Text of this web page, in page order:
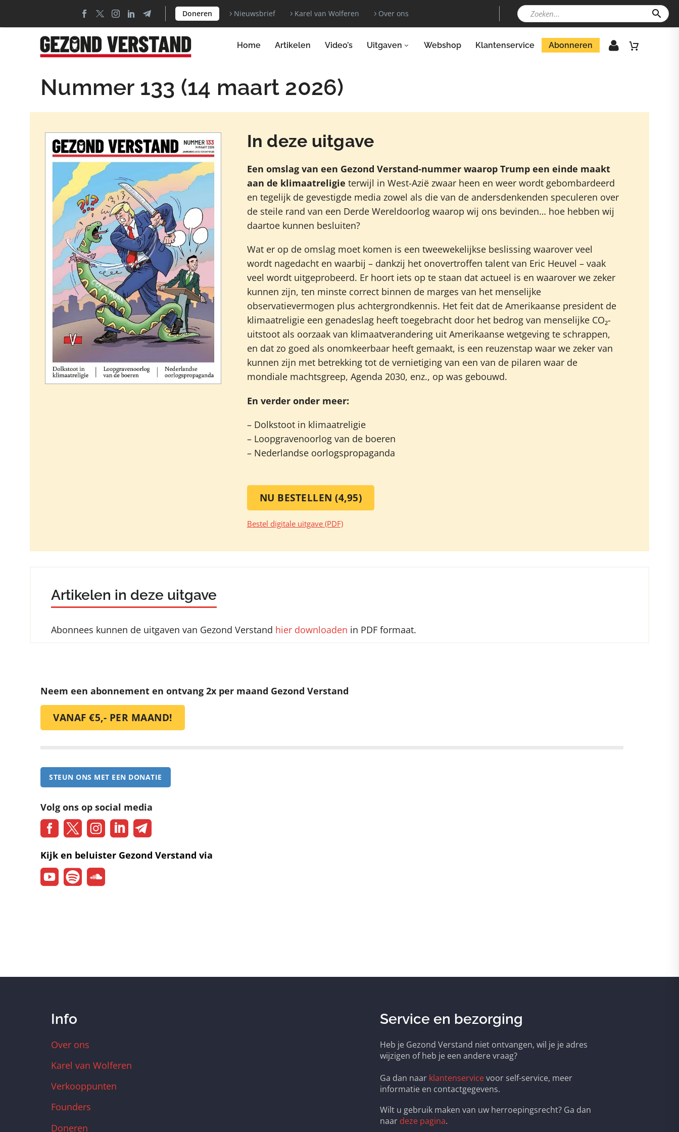
Doneren Nieuwsbrief Karel van Wolferen Over ons
Home Artikelen Video’s Uitgaven Webshop Klantenservice Abonneren
Nummer 133 (14 maart 2026)
In deze uitgave
Een omslag van een Gezond Verstand-nummer waarop Trump een einde maakt
aan de klimaatreligie terwijl in West-Azië zwaar heen en weer wordt gebombardeerd
en tegelijk de gevestigde media zowel als die van de andersdenkenden speculeren over
de steile rand van een Derde Wereldoorlog waarop wij ons bevinden… hoe hebben wij
daartoe kunnen besluiten?
Wat er op de omslag moet komen is een tweewekelijkse beslissing waarover veel
wordt nagedacht en waarbij – dankzij het onovertroffen talent van Eric Heuvel – vaak
veel wordt uitgeprobeerd. Er hoort iets op te staan dat actueel is en waarover we zeker
kunnen zijn, ten minste correct binnen de marges van het menselijke
observatievermogen plus achtergrondkennis. Het feit dat de Amerikaanse president de
klimaatreligie een genadeslag heeft toegebracht door het bedrog van menselijke CO₂-
uitstoot als oorzaak van klimaatverandering uit Amerikaanse wetgeving te schrappen,
en dat zo goed als onomkeerbaar heeft gemaakt, is een reuzenstap waar we zeker van
kunnen zijn met betrekking tot de vernietiging van een van de pilaren waar de
mondiale machtsgreep, Agenda 2030, enz., op was gebouwd.
En verder onder meer:
– Dolkstoot in klimaatreligie
– Loopgravenoorlog van de boeren
– Nederlandse oorlogspropaganda
NU BESTELLEN (4,95)
Bestel digitale uitgave (PDF)
Artikelen in deze uitgave
Abonnees kunnen de uitgaven van Gezond Verstand hier downloaden in PDF formaat.
Neem een abonnement en ontvang 2x per maand Gezond Verstand
VANAF €5,- PER MAAND!
STEUN ONS MET EEN DONATIE
Volg ons op social media
Kijk en beluister Gezond Verstand via
Info
Over ons
Karel van Wolferen
Verkooppunten
Founders
Doneren
Service en bezorging
Heb je Gezond Verstand niet ontvangen, wil je je adres
wijzigen of heb je een andere vraag?
Ga dan naar klantenservicevoor self-service, meer
informatie en contactgegevens.
Wilt u gebruik maken van uw herroepingsrecht? Ga dan
naar deze pagina.